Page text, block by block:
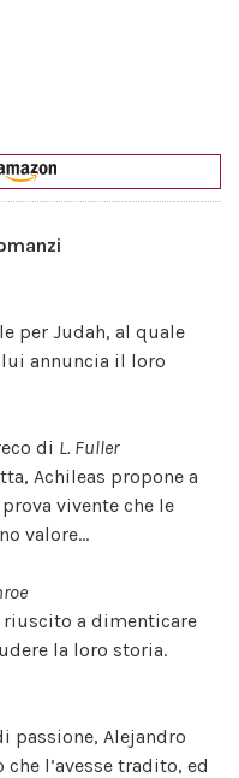
per Judah, al quale
annuncia il loro
di L. Fuller
Achileas propone a
vivente che le
valore...
a dimenticare
la loro storia.
passione, Alejandro
l’avesse tradito, ed